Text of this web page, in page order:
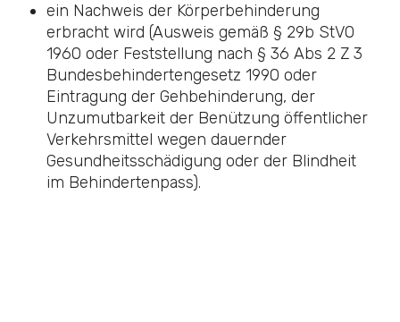
ein Nachweis der Körperbehinderung
erbracht wird (Ausweis gemäß § 29b StVO
1960 oder Feststellung nach § 36 Abs 2 Z 3
Bundesbehindertengesetz 1990 oder
Eintragung der Gehbehinderung, der
Unzumutbarkeit der Benützung öffentlicher
Verkehrsmittel wegen dauernder
Gesundheitsschädigung oder der Blindheit
im Behindertenpass).